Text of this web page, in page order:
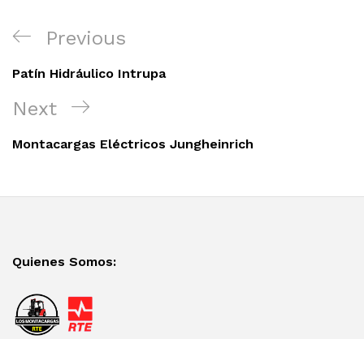
Navegación
entradas
Previous
Post
Previous
Patín Hidráulico Intrupa
Next
Post
Next
Montacargas Eléctricos Jungheinrich
Quienes Somos: